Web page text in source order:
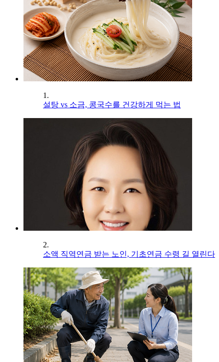
1.
설탕 vs 소금, 콩국수를 건강하게 먹는 법
2.
소액 직역연금 받는 노인, 기초연금 수령 길 열린다